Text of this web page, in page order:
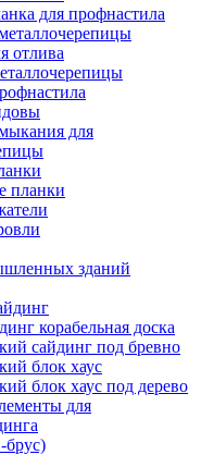
для профнастила
отлива
для
планки
зданий
корабельная доска
сайдинг под бревно
блок хаус
блок хаус под дерево
для
брус)